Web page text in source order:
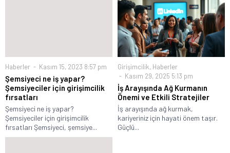
Haberler Kasım 15, 2023 8:57 pm
Şemsiyeci ne iş yapar?
Şemsiyeciler için girişimcilik
fırsatları
Şemsiyeci ne iş yapar?
Şemsiyeciler için girişimcilik
fırsatları Şemsiyeci, şemsiye...
Girişimcilik, Haberler
Kasım 29, 2025 5:13 pm
İş Arayışında Ağ Kurmanın
Önemi ve Etkili Stratejiler
İş arayışında ağ kurmak,
kariyeriniz için hayati önem taşır.
Güçlü...